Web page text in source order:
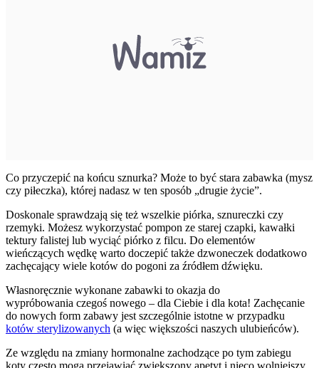
Co przyczepić na końcu sznurka? Może to być stara zabawka (mysz
czy piłeczka), której nadasz w ten sposób „drugie życie”.
Doskonale sprawdzają się też wszelkie piórka, sznureczki czy
rzemyki. Możesz wykorzystać pompon ze starej czapki, kawałki
tektury falistej lub wyciąć piórko z filcu. Do elementów
wieńczących wędkę warto doczepić także dzwoneczek dodatkowo
zachęcający wiele kotów do pogoni za źródłem dźwięku.
Własnoręcznie wykonane zabawki to okazja do
wypróbowania czegoś nowego – dla Ciebie i dla kota! Zachęcanie
do nowych form zabawy jest szczególnie istotne w przypadku
kotów sterylizowanych (a więc większości naszych ulubieńców).
Ze względu na zmiany hormonalne zachodzące po tym zabiegu
koty często mogą przejawiać zwiększony apetyt i nieco wolniejszy